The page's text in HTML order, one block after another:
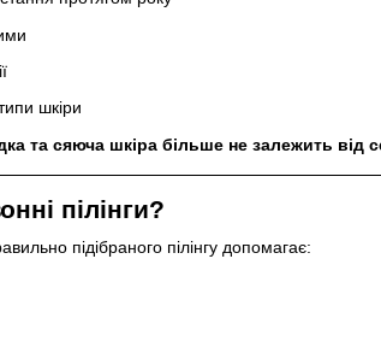
шкіри
та сяюча шкіра більше не залежить від
пілінги?
підібраного пілінгу допомагає: